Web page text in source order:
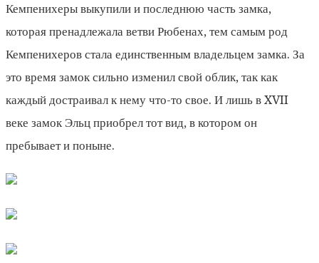
Кемпенихеры выкупили и последнюю часть замка,
которая пренадлежала ветви Рюбенах, тем самым род
Кемпенихеров стала единственным владельцем замка. За
это время замок сильно изменил свой облик, так как
каждый достраивал к нему что-то свое. И лишь в XVII
веке замок Эльц приобрел тот вид, в котором он
пребывает и поныне.